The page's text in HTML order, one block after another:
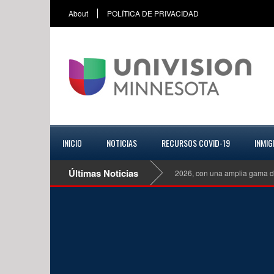
About POLÍTICA DE PRIVACIDAD
INICIO NOTICIAS RECURSOS COVID-19
Últimas Noticias
Mazda CX 70 Turbo S Premiun Plus del 2026, con una amplia gama de